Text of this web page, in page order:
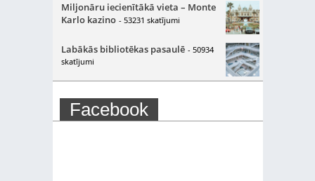
Miljonāru iecienītākā vieta – Monte
Karlo kazino - 53231 skatījumi
Labākās bibliotēkas pasaulē - 50934
skatījumi
Facebook